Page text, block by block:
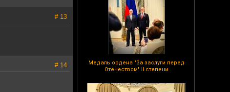
Медаль ордена "За заслуги перед
Отечеством" II степени
# 13
# 14